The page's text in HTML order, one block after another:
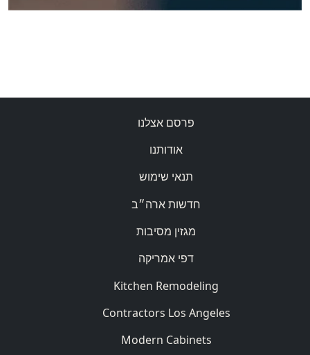
פרסם אצלנו
אודותנו
תנאי שימוש
חדשות ארה״ב
מגזין מסיבות
דפי אמריקה
Kitchen Remodeling
Contractors Los Angeles
Modern Cabinets